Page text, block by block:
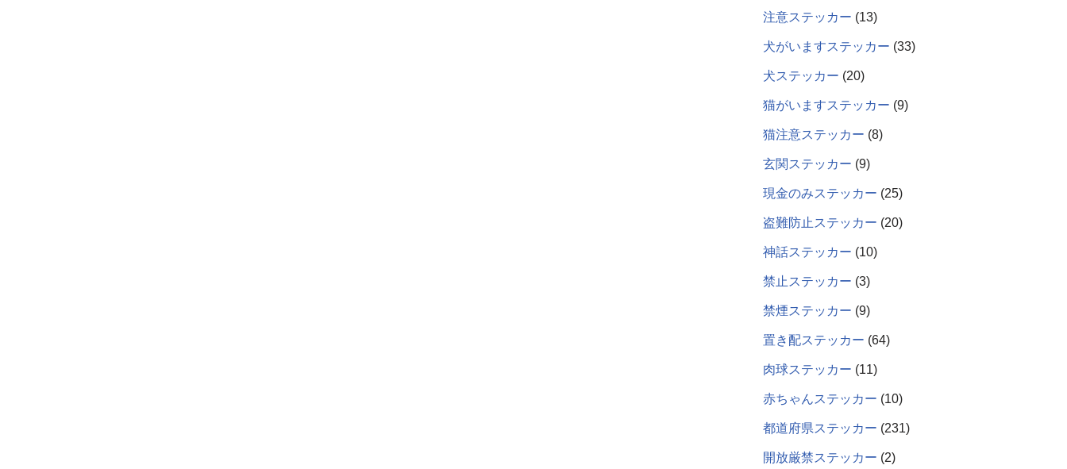
注意ステッカー 13
犬がいますステッカー 33
犬ステッカー 20
猫がいますステッカー 9
猫注意ステッカー 8
玄関ステッカー 9
現金のみステッカー 25
盗難防止ステッカー 20
神話ステッカー 10
禁止ステッカー 3
禁煙ステッカー 9
置き配ステッカー 64
肉球ステッカー 11
赤ちゃんステッカー 10
都道府県ステッカー 231
開放厳禁ステッカー 2